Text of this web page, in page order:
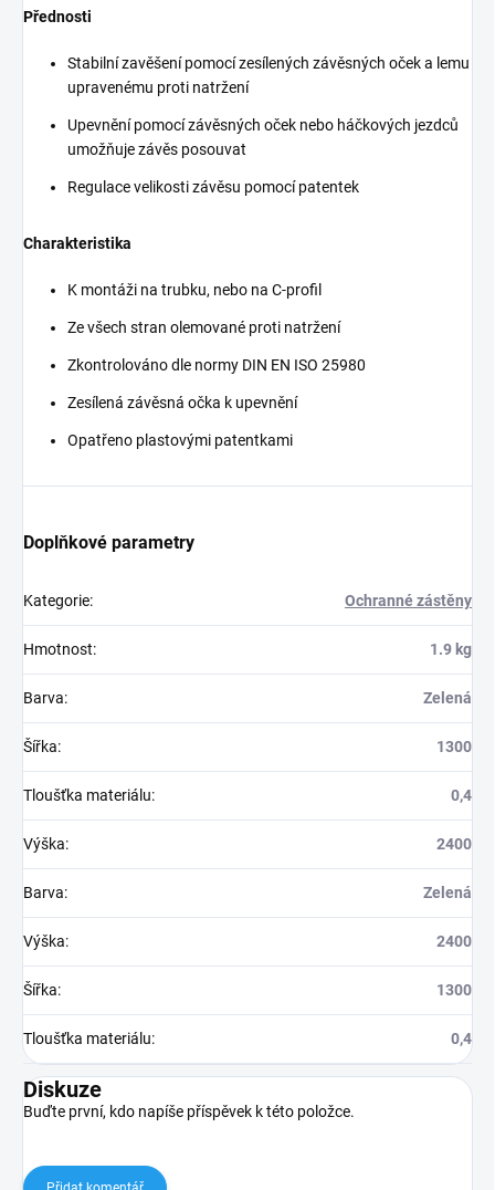
Přednosti
Stabilní zavěšení pomocí zesílených závěsných oček a lemu
upravenému proti natržení
Upevnění pomocí závěsných oček nebo háčkových jezdců
umožňuje závěs posouvat
Regulace velikosti závěsu pomocí patentek
Charakteristika
K montáži na trubku, nebo na C-profil
Ze všech stran olemované proti natržení
Zkontrolováno dle normy DIN EN ISO 25980
Zesílená závěsná očka k upevnění
Opatřeno plastovými patentkami
Doplňkové parametry
Kategorie: Ochranné zástěny
Hmotnost: 1.9 kg
Barva: Zelená
Šířka: 1300
Tloušťka materiálu: 0,4
Výška: 2400
Barva: Zelená
Výška: 2400
Šířka: 1300
Tloušťka materiálu: 0,4
Diskuze
Buďte první, kdo napíše příspěvek k této položce.